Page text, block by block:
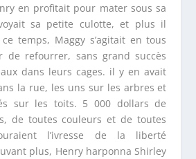
en profitait pour mater sous sa
sa petite culotte, et plus il
temps, Maggy s’agitait en tous
de refourrer, sans grand succès
dans leurs cages. il y en avait
la rue, les uns sur les arbres et
sur les toits. 5 000 dollars de
de toutes couleurs et de toutes
l’ivresse de la liberté
plus, Henry harponna Shirley